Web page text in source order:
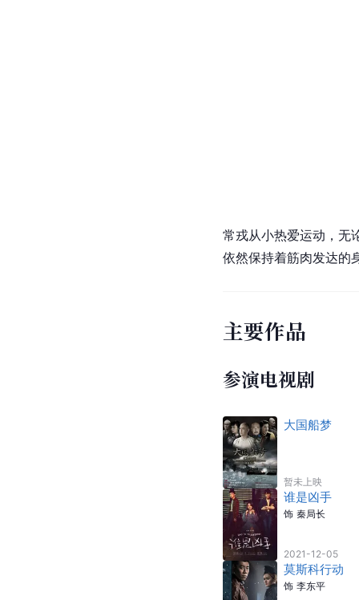
常戎从小热爱运动，无
依然保持着筋肉发达的
主要作品
参演电视剧
大国船梦
暂未上映
谁是凶手
饰 秦局长
2021-12-05
莫斯科行动
饰 李东平